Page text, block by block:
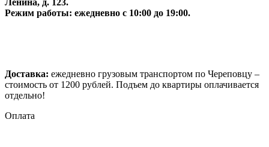
Ленина, д. 123.
Режим работы: ежедневно с 10:00 до 19:00.
Доставка: ежедневно грузовым транспортом по Череповцу –
стоимость от 1200 рублей. Подъем до квартиры оплачивается
отдельно!
Оплата